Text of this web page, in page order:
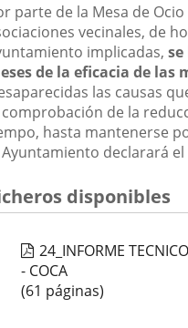
parte de la Mesa de
vecinales, de
implicadas,
de la eficacia de las
las causas
de la
hasta mantenerse
declarará
disponibles
24_INFORME
- COCA
(61 páginas)